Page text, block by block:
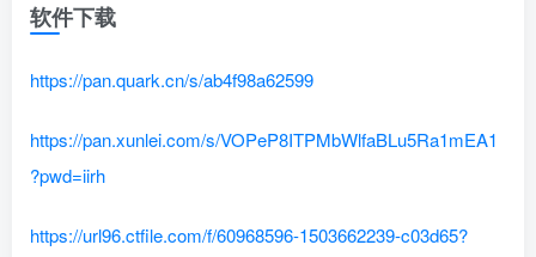
软件下载
https://pan.quark.cn/s/ab4f98a62599
https://pan.xunlei.com/s/VOPeP8ITPMbWlfaBLu5Ra1mEA1
?pwd=iirh
https://url96.ctfile.com/f/60968596-1503662239-c03d65?